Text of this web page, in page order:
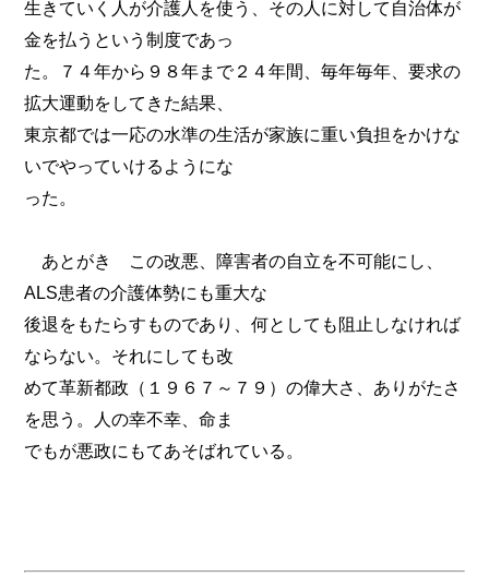
生きていく人が介護人を使う、その人に対して自治体が
金を払うという制度であっ
た。７４年から９８年まで２４年間、毎年毎年、要求の
拡大運動をしてきた結果、
東京都では一応の水準の生活が家族に重い負担をかけな
いでやっていけるようにな
った。
あとがき この改悪、障害者の自立を不可能にし、
ALS患者の介護体勢にも重大な
後退をもたらすものであり、何としても阻止しなければ
ならない。それにしても改
めて革新都政（１９６７～７９）の偉大さ、ありがたさ
を思う。人の幸不幸、命ま
でもが悪政にもてあそばれている。